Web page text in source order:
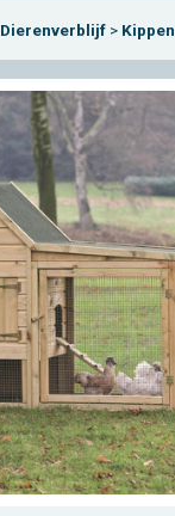
Dierenverblijf >